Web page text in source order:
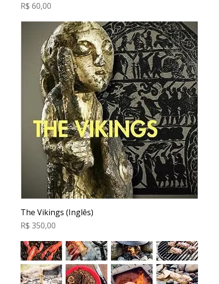
Preço
R$ 60,00
The Vikings (Inglês)
Preço
R$ 350,00